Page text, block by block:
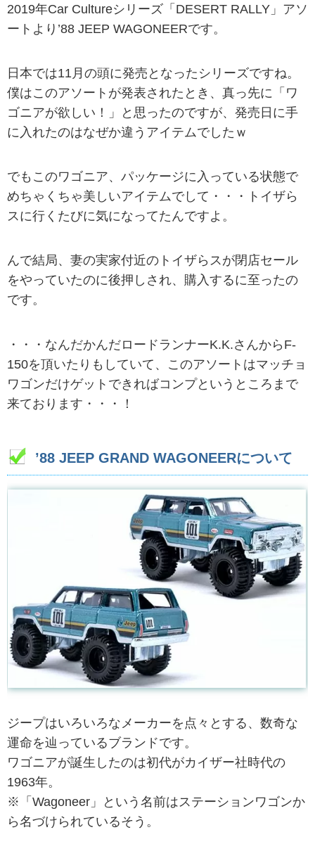
2019年Car Cultureシリーズ「DESERT RALLY」アソ
ートより’88 JEEP WAGONEERです。
日本では11月の頭に発売となったシリーズですね。
僕はこのアソートが発表されたとき、真っ先に「ワ
ゴニアが欲しい！」と思ったのですが、発売日に手
に入れたのはなぜか違うアイテムでしたｗ
でもこのワゴニア、パッケージに入っている状態で
めちゃくちゃ美しいアイテムでして・・・トイザら
スに行くたびに気になってたんですよ。
んで結局、妻の実家付近のトイザらスが閉店セール
をやっていたのに後押しされ、購入するに至ったの
です。
・・・なんだかんだロードランナーK.K.さんからF-
150を頂いたりもしていて、このアソートはマッチョ
ワゴンだけゲットできればコンプというところまで
来ております・・・！
’88 JEEP GRAND WAGONEERについて
ジープはいろいろなメーカーを点々とする、数奇な
運命を辿っているブランドです。
ワゴニアが誕生したのは初代がカイザー社時代の
1963年。
※「Wagoneer」という名前はステーションワゴンか
ら名づけられているそう。